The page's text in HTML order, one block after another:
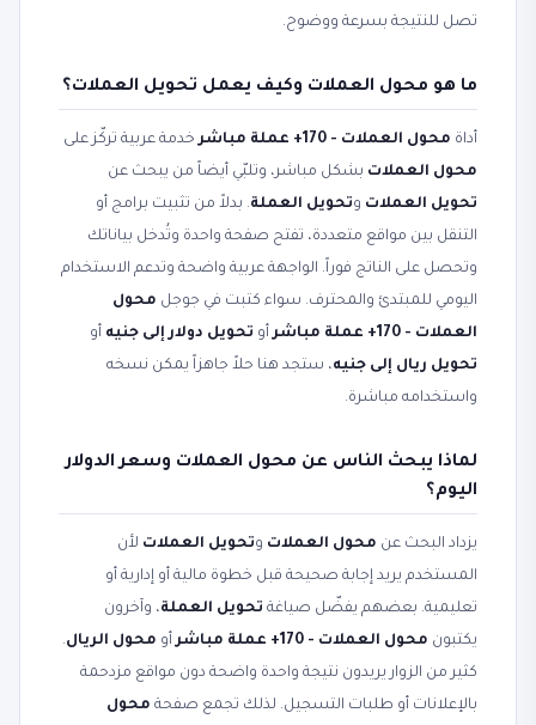
تصل للنتيجة بسرعة ووضوح.
ما هو محول العملات وكيف يعمل تحويل العملات؟
أداة محول العملات - 170+ عملة مباشر
خدمة عربية تركّز على
محول العملات بشكل مباشر، وتلبّي أيضاً من يبحث عن
تحويل العملات وتحويل العملة. بدلاً من تثبيت برامج أو
التنقل بين مواقع متعددة، تفتح صفحة واحدة وتُدخل بياناتك
وتحصل على الناتج فوراً. الواجهة عربية واضحة وتدعم الاستخدام
اليومي للمبتدئ والمحترف. سواء كتبت في جوجل محول
العملات - 170+ عملة مباشر
أو تحويل دولار إلى جنيه أو
تحويل ريال إلى جنيه، ستجد هنا حلاً جاهزاً يمكن نسخه
واستخدامه مباشرة.
لماذا يبحث الناس عن محول العملات وسعر الدولار
اليوم؟
يزداد البحث عن محول العملات وتحويل العملات لأن
المستخدم يريد إجابة صحيحة قبل خطوة مالية أو إدارية أو
تعليمية. بعضهم يفضّل صياغة تحويل العملة، وآخرون
يكتبون محول العملات - 170+ عملة مباشر أو محول الريال.
كثير من الزوار يريدون نتيجة واحدة واضحة دون مواقع مزدحمة
بالإعلانات أو طلبات التسجيل. لذلك تجمع صفحة محول